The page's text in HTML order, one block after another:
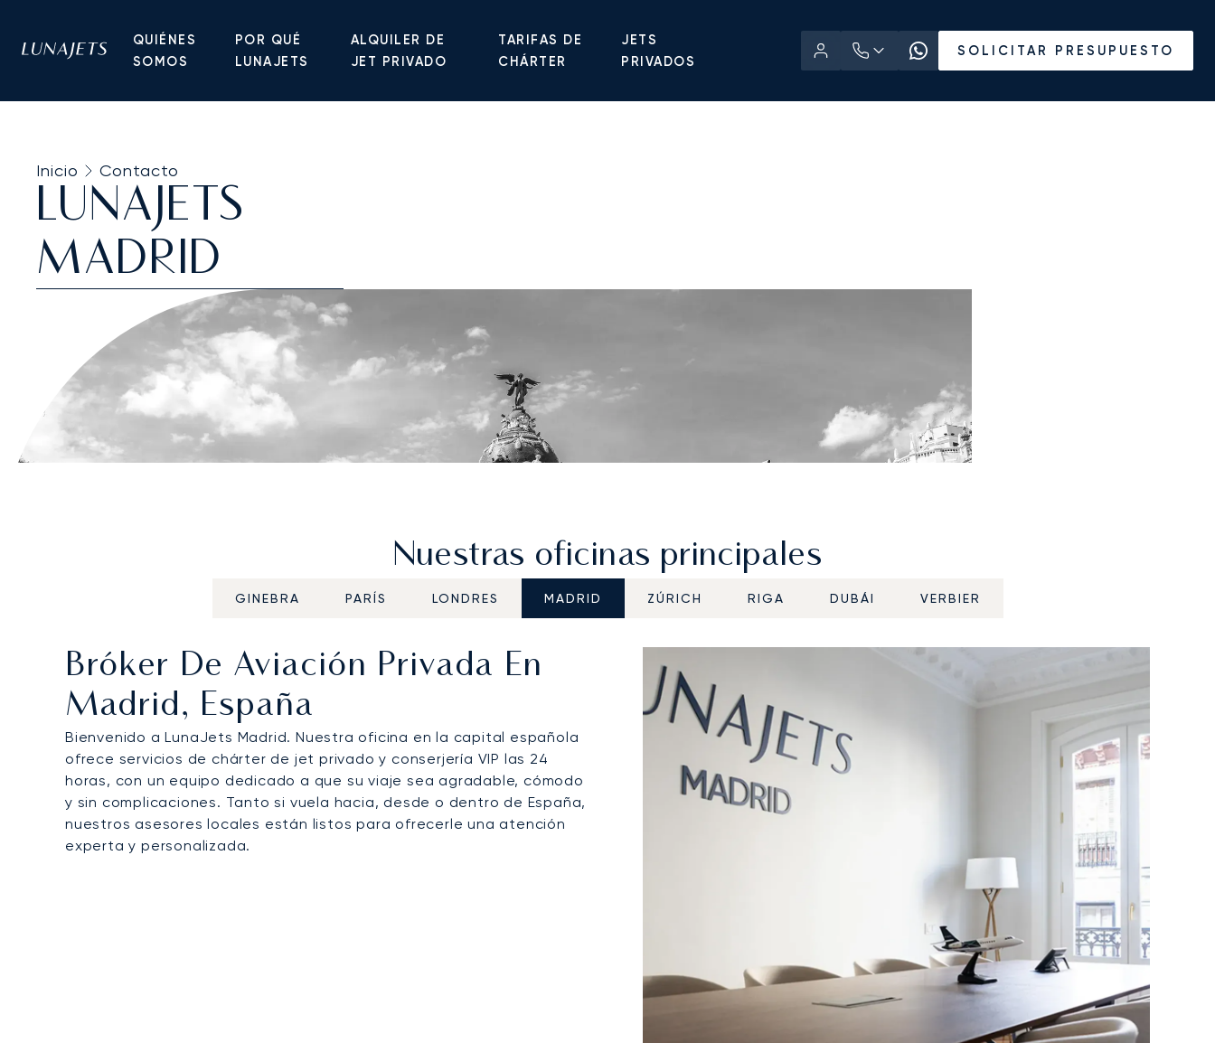
QUIÉNES
SOMOS
POR QUÉ
LUNAJETS
ALQUILER DE
JET PRIVADO
TARIFAS DE
CHÁRTER
JETS
PRIVADOS
SOLICITAR PRESUPUESTO
Inicio Contacto
LUNAJETS
MADRID
Nuestras oficinas principales
GINEBRA PARÍS LONDRES MADRID ZÚRICH RIGA DUBÁI VERBIER
Bróker De Aviación Privada En
Madrid, España
Bienvenido a LunaJets Madrid. Nuestra oficina en la capital española
ofrece servicios de chárter de jet privado y conserjería VIP las 24
horas, con un equipo dedicado a que su viaje sea agradable, cómodo
y sin complicaciones. Tanto si vuela hacia, desde o dentro de España,
nuestros asesores locales están listos para ofrecerle una atención
experta y personalizada.